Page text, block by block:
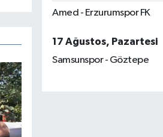
Amed - Erzurumspor FK
17 Ağustos, Pazartesi
Samsunspor - Göztepe